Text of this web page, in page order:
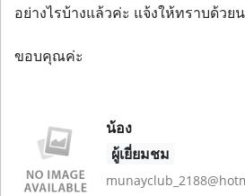
อย่างไรบ้างแล้วค่ะ แจ้งให้ทราบด้วย
ขอบคุณค่ะ
น้อง
ผู้เยี่ยมชม